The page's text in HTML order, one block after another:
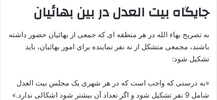
جایگاه بیت العدل در بین بهائیان
به تصریح بهاء الله در هر منطقه ای که جمعی از بهائیان حضور داشته
باشند، مجمعی متشکل از نه نفر نماینده برای امور بهائیان، باید
تشکیل شود:
«به درستی که واجب است که در هر شهری یک مجلس بیت العدل
شامل 9 نفر تشکیل شود و اگر تعداد آن بیشتر شود اشکالی ندارد.»